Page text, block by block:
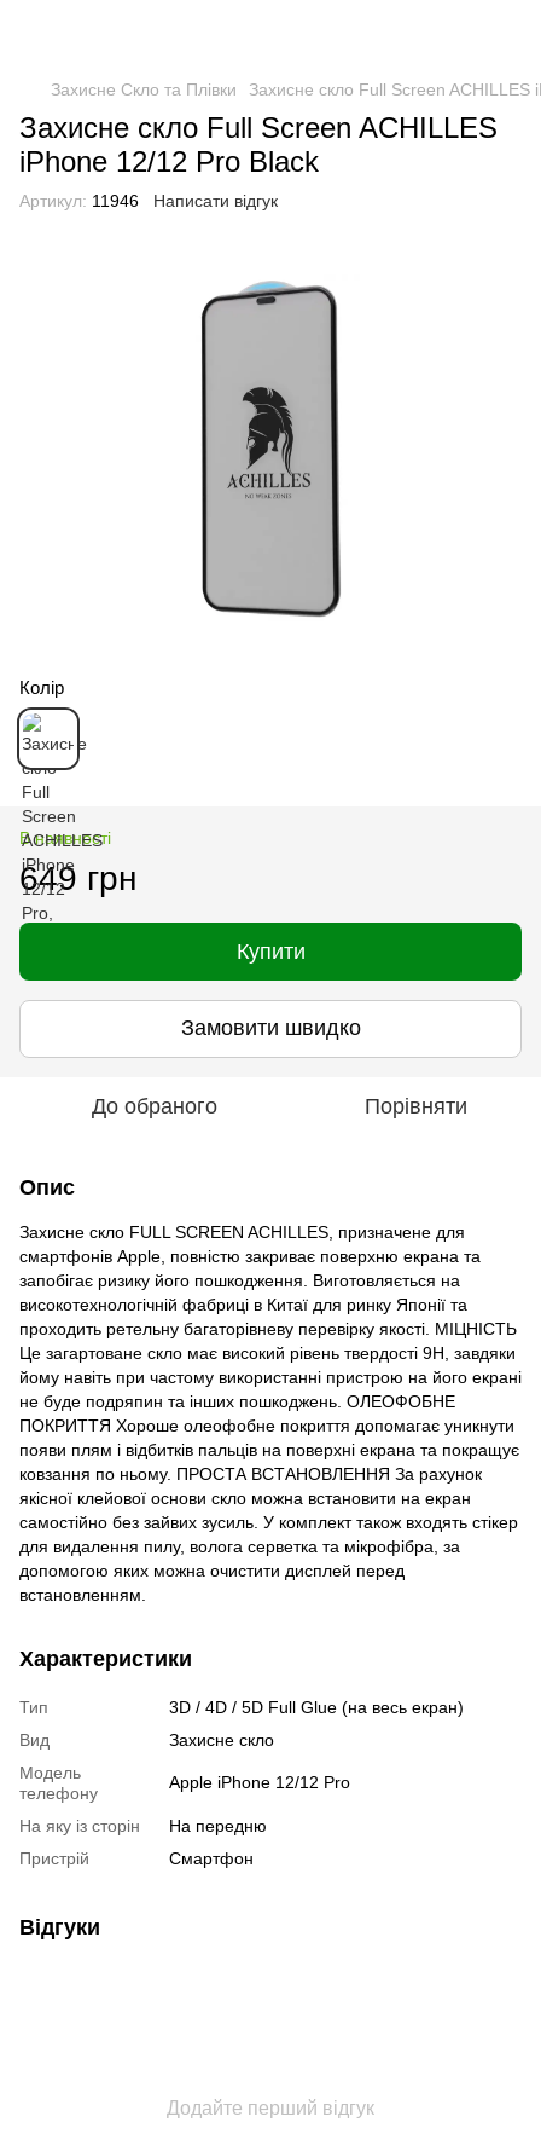
Захисне Скло та Плівки Захисне скло Full Screen ACHILLES
Захисне скло Full Screen ACHILLES
iPhone 12/12 Pro Black
Артикул: 11946 Написати відгук
Колір
В наявності
649 грн
Купити
Замовити швидко
До обраного Порівняти
Опис
Захисне скло FULL SCREEN ACHILLES, призначене для
смартфонів Apple, повністю закриває поверхню екрана та
запобігає ризику його пошкодження. Виготовляється на
високотехнологічній фабриці в Китаї для ринку Японії та
проходить ретельну багаторівневу перевірку якості. МІЦНІСТЬ
Це загартоване скло має високий рівень твердості 9H, завдяки
йому навіть при частому використанні пристрою на його екрані
не буде подряпин та інших пошкоджень. ОЛЕОФОБНЕ
ПОКРИТТЯ Хороше олеофобне покриття допомагає уникнути
появи плям і відбитків пальців на поверхні екрана та покращує
ковзання по ньому. ПРОСТА ВСТАНОВЛЕННЯ За рахунок
якісної клейової основи скло можна встановити на екран
самостійно без зайвих зусиль. У комплект також входять стікер
для видалення пилу, волога серветка та мікрофібра, за
допомогою яких можна очистити дисплей перед
встановленням.
Характеристики
Тип
3D / 4D / 5D Full Glue (на весь екран)
Вид
Захисне скло
Модель
телефону
Apple iPhone 12/12 Pro
На яку із сторін
На передню
Пристрiй
Смартфон
Відгуки
Додайте перший відгук